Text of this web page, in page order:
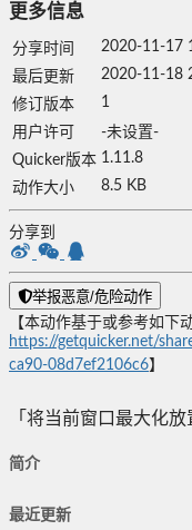
更多信息
分享时间
2020-11-17
最后更新
2020-11-18
修订版本
1
用户许可
-未设置-
Quicker版本 1.11.8
动作大小
8.5 KB
分享到
举报恶意/危险动作
【本动作基于或参考如下
https://getquicker.net/
ca90-08d7ef2106c6】
「将当前窗口最大化
简介
最近更新